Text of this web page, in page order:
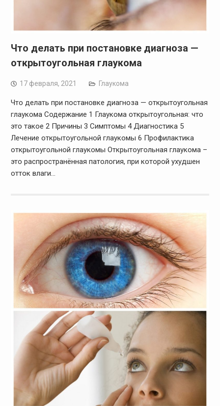
Что делать при постановке диагноза —
открытоугольная глаукома
17 февраля, 2021 Глаукома
Что делать при постановке диагноза — открытоугольная
глаукома Содержание 1 Глаукома открытоугольная: что
это такое 2 Причины 3 Симптомы 4 Диагностика 5
Лечение открытоугольной глаукомы 6 Профилактика
открытоугольной глаукомы Открытоугольная глаукома –
это распространённая патология, при которой ухудшен
отток влаги…